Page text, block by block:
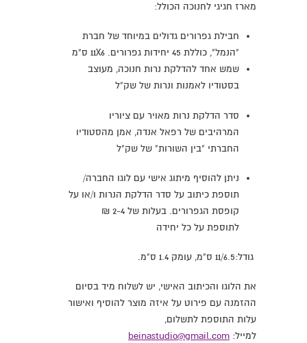
מארז חגיגי לחנוכה הכולל:
חבילת גפרורים גדולים במיוחד של חברת
"הנמל", כוללת 45 יחידות גפרורים. 11X6 ס"מ
שמש אחד להדלקת נרות חנוכה, מעוצב
בסטודיו לאמנות ונרות של שק"ל
סדר הדלקת נרות מאויר עם ציוריו
המרהיבים של רפאל אנדה, אמן מהסטודיו
החברתי "בין השורות" של שק"ל
ניתן להוסיף מיתוג אישי עם לוגו החברה/
תוספת כיתוב על סדר הדלקת הנרות ו/או על
קופסת הגפרורים. בעלות של 2-4 ₪
לתוספת על כל יחידה
גודל:11/6.5 ס"מ, עומק 1.4 ס"מ.
את הלוגו והכיתוב האישי, יש לשלוח מיד בסיום
ההזמנה עם פירוט על איזה מוצר להוסיף ואישור
עלות התוספת לתשלום,
למייל:
beinastudio@gmail.com